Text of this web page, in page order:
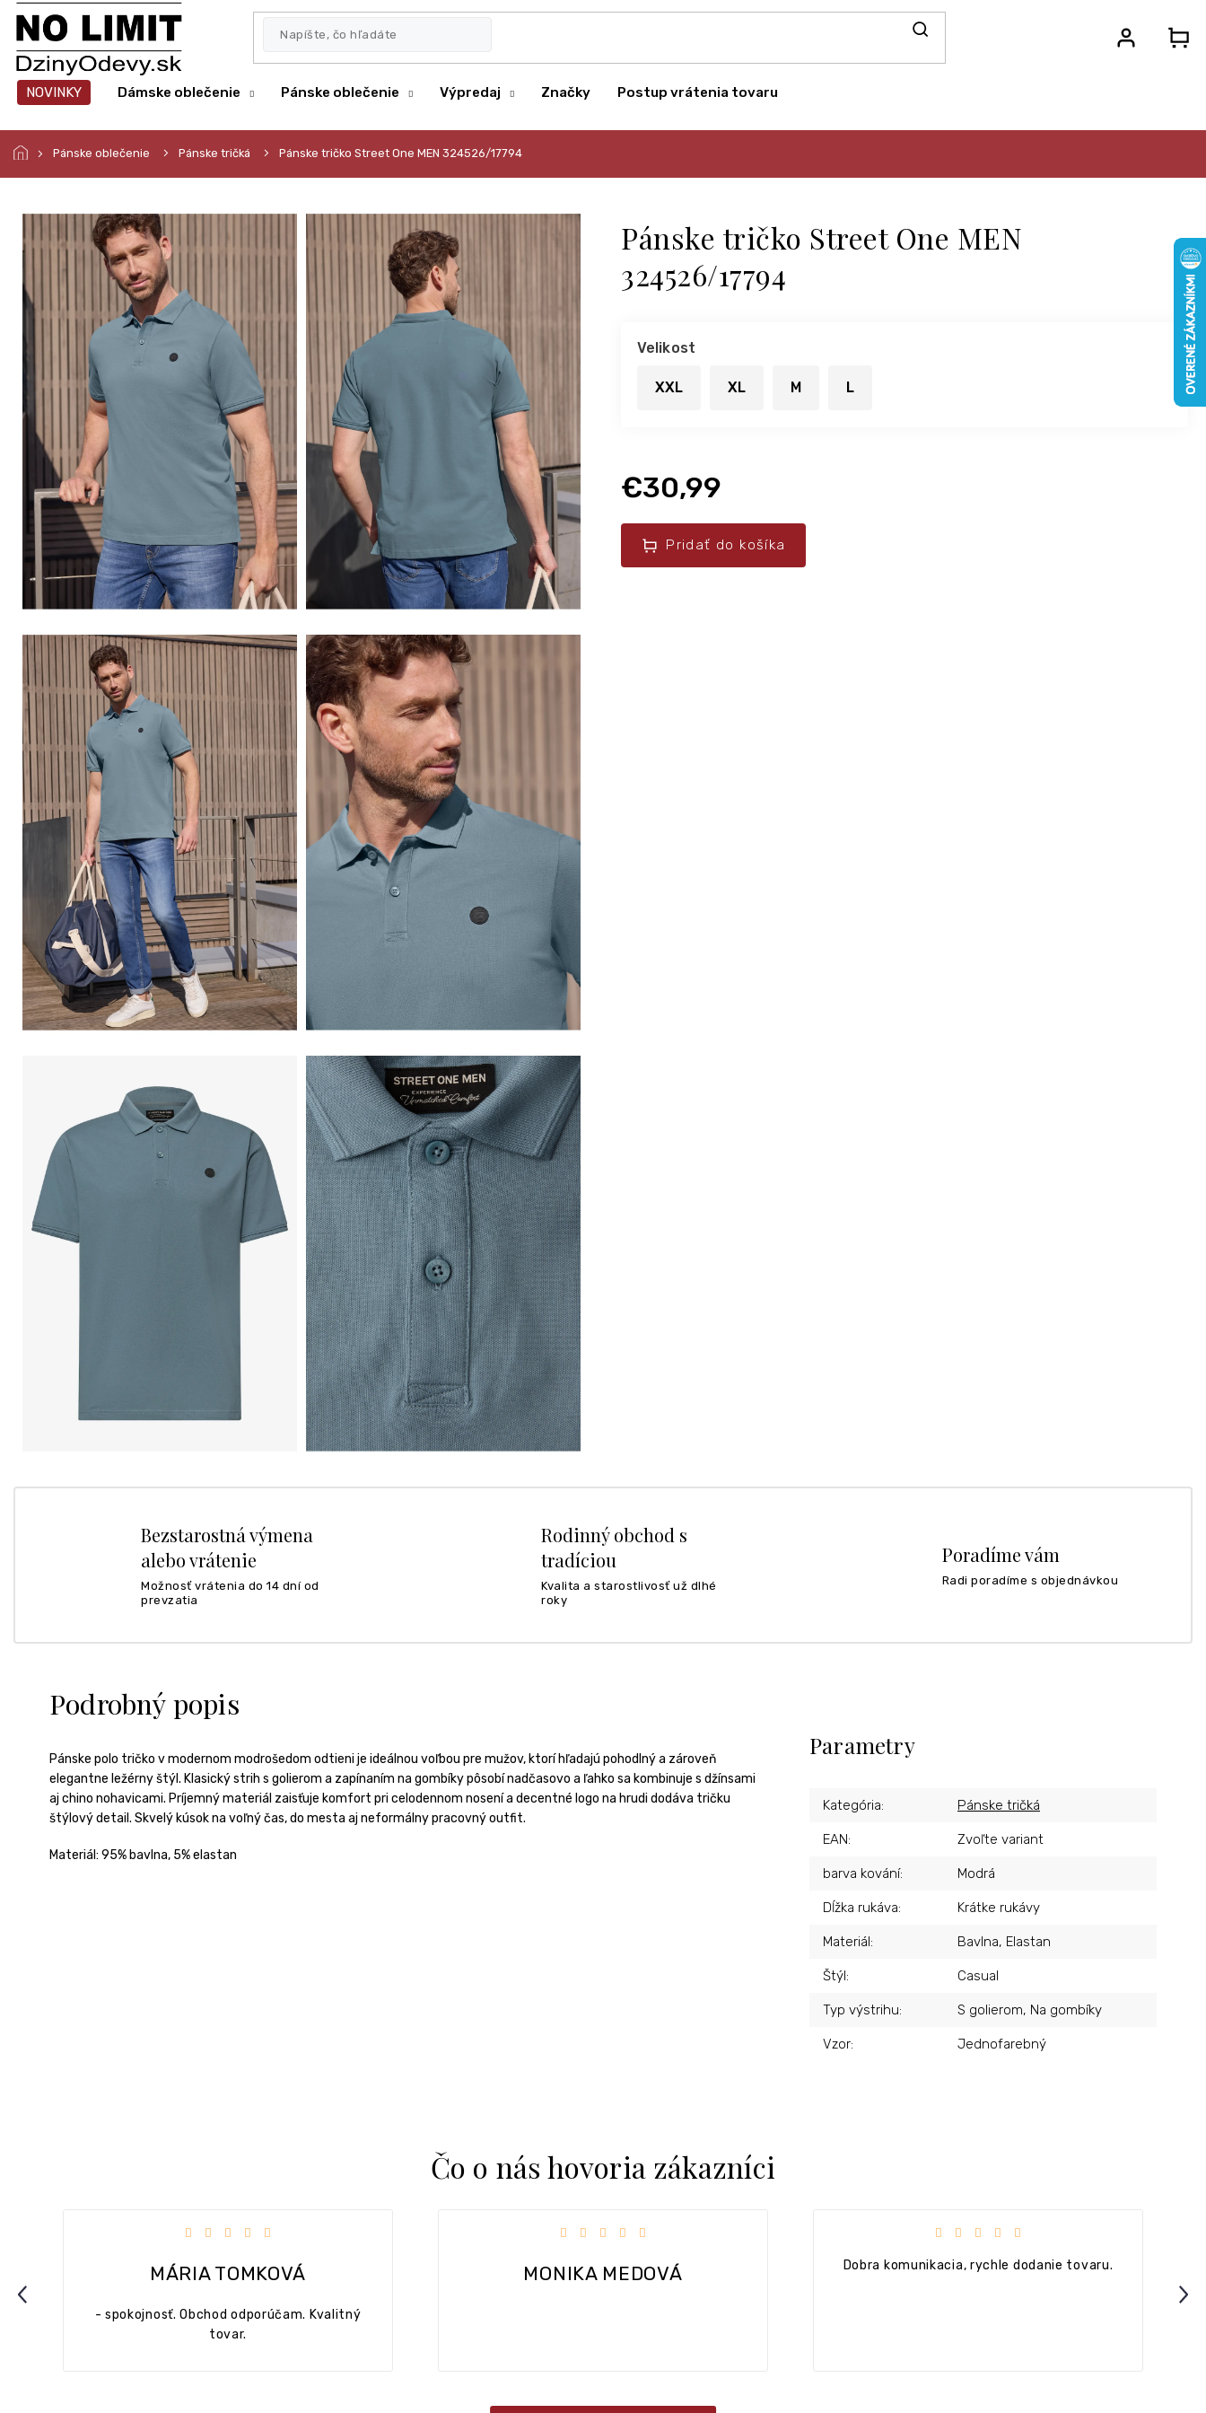
Prejsť
obsah
NOVINKY Dámske oblečenie Pánske oblečenie Výpredaj Značky Postup vrátenia tovaru
Pánske oblečenie Pánske tričká Pánske tričko Street One MEN 324526/17794
Pánske tričko Street One MEN
324526/17794
€30,99
Pridať do košíka
Velikost
XXL XL M L
Bezstarostná výmena
alebo vrátenie
Možnosť vrátenia do 14 dní od
prevzatia
Rodinný obchod s
tradíciou
Kvalita a starostlivosť už dlhé
roky
Poradíme vám
Radi poradíme s objednávkou
Podrobný popis
Pánske polo tričko v modernom modrošedom odtieni je ideálnou voľbou pre mužov, ktorí hľadajú pohodlný a zároveň
elegantne ležérny štýl. Klasický strih s golierom a zapínaním na gombíky pôsobí nadčasovo a ľahko sa kombinuje s džínsami
aj chino nohavicami. Príjemný materiál zaisťuje komfort pri celodennom nosení a decentné logo na hrudi dodáva tričku
štýlový detail. Skvelý kúsok na voľný čas, do mesta aj neformálny pracovný outfit.
Materiál: 95% bavlna, 5% elastan
Parametry
Kategória: Pánske tričká
EAN: Zvoľte variant
barva kování: Modrá
Dĺžka rukáva: Krátke rukávy
Materiál: Bavlna, Elastan
Štýl: Casual
Typ výstrihu: S golierom, Na gombíky
Vzor: Jednofarebný
Čo o nás hovoria zákazníci
Previous
MONIKA MEDOVÁ
Hodnotenie obchodu je 5 z 5 hviezdičiek. Hodnotenie obchodu je 5 z 5 hviezdičiek.
Dobra komunikacia, rychle dodanie tovaru.
Hodnotenie obchodu je 4 z 5 hviezdičiek.
+ Ok
Next